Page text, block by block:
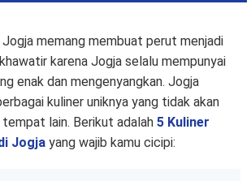
memang membuat perut menjadi
karena Jogja selalu mempunyai
enak dan mengenyangkan. Jogja
kuliner uniknya yang tidak akan
lain. Berikut adalah 5 Kuliner
Jogjayang wajib kamu cicipi: